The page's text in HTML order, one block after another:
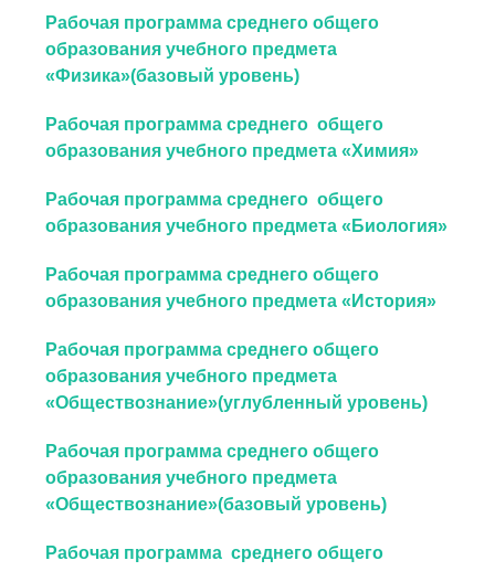
Рабочая программа среднего общего
образования учебного предмета
«Физика»(базовый уровень)
Рабочая программа среднего общего
образования учебного предмета «Химия»
Рабочая программа среднего общего
образования учебного предмета «Биология»
Рабочая программа среднего общего
образования учебного предмета «История»
Рабочая программа среднего общего
образования учебного предмета
«Обществознание»(углубленный уровень)
Рабочая программа среднего общего
образования учебного предмета
«Обществознание»(базовый уровень)
Рабочая программа среднего общего